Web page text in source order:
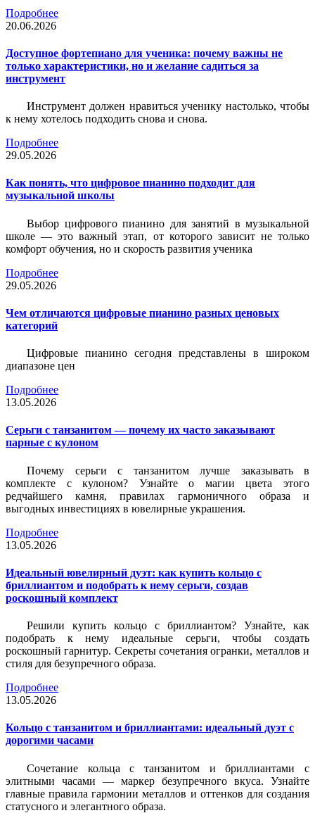
Подробнее
20.06.2026
Доступное фортепиано для ученика: почему важны не
только характеристики, но и желание садиться за
инструмент
Инструмент должен нравиться ученику настолько, чтобы
к нему хотелось подходить снова и снова.
Подробнее
29.05.2026
Как понять, что цифровое пианино подходит для
музыкальной школы
Выбор цифрового пианино для занятий в музыкальной
школе — это важный этап, от которого зависит не только
комфорт обучения, но и скорость развития ученика
Подробнее
29.05.2026
Чем отличаются цифровые пианино разных ценовых
категорий
Цифровые пианино сегодня представлены в широком
диапазоне цен
Подробнее
13.05.2026
Серьги с танзанитом — почему их часто заказывают
парные с кулоном
Почему серьги с танзанитом лучше заказывать в
комплекте с кулоном? Узнайте о магии цвета этого
редчайшего камня, правилах гармоничного образа и
выгодных инвестициях в ювелирные украшения.
Подробнее
13.05.2026
Идеальный ювелирный дуэт: как купить кольцо с
бриллиантом и подобрать к нему серьги, создав
роскошный комплект
Решили купить кольцо с бриллиантом? Узнайте, как
подобрать к нему идеальные серьги, чтобы создать
роскошный гарнитур. Секреты сочетания огранки, металлов и
стиля для безупречного образа.
Подробнее
13.05.2026
Кольцо с танзанитом и бриллиантами: идеальный дуэт с
дорогими часами
Сочетание кольца с танзанитом и бриллиантами с
элитными часами — маркер безупречного вкуса. Узнайте
главные правила гармонии металлов и оттенков для создания
статусного и элегантного образа.